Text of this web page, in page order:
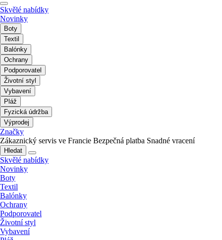
Skvělé nabídky
Novinky
Boty
Textil
Balónky
Ochrany
Podporovatel
Životní styl
Vybavení
Pláž
Fyzická údržba
Výprodej
Značky
Zákaznický servis ve Francie Bezpečná platba Snadné vracení
Hledat
Skvělé nabídky
Novinky
Boty
Textil
Balónky
Ochrany
Podporovatel
Životní styl
Vybavení